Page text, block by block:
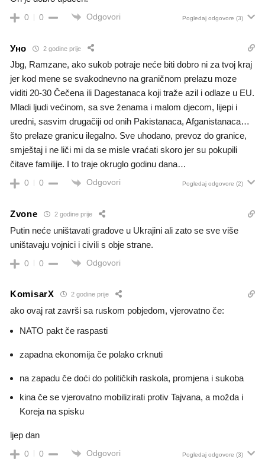
0 0 Odgovori Pogledaj odgovore (3)
Уно 2 godine prije
Jbg, Ramzane, ako sukob potraje neće biti dobro ni za tvoj kraj
jer kod mene se svakodnevno na graničnom prelazu moze
viditi 20-30 Čečena ili Dagestanaca koji traže azil i odlaze u EU.
Mladi ljudi većinom, sa sve ženama i malom djecom, lijepi i
uredni, sasvim drugačiji od onih Pakistanaca, Afganistanaca…
što prelaze granicu ilegalno. Sve uhodano, prevoz do granice,
smještaj i ne liči mi da se misle vraćati skoro jer su pokupili
čitave familije. I to traje okruglo godinu dana…
0 0 Odgovori Pogledaj odgovore (2)
Zvone 2 godine prije
Putin neće uništavati gradove u Ukrajini ali zato se sve više
uništavaju vojnici i civili s obje strane.
0 0 Odgovori
KomisarX 2 godine prije
ako ovaj rat završi sa ruskom pobjedom, vjerovatno če:
NATO pakt če raspasti
zapadna ekonomija če polako crknuti
na zapadu če doći do političkih raskola, promjena i sukoba
kina če se vjerovatno mobilizirati protiv Tajvana, a možda i
Koreja na spisku
ljep dan
0 0 Odgovori Pogledaj odgovore (3)